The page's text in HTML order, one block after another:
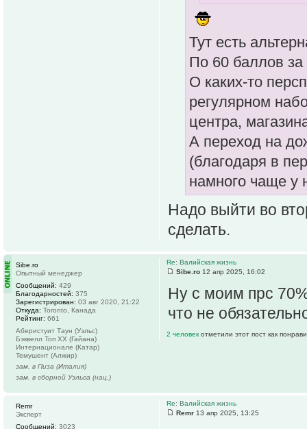
Тут есть
По 60 баллов за
О каких-то
регулярном
центра,
А переход на
(благодаря в
намного чаще у
Надо выйти во
сделать.
Re: Валийская жизнь
Sibe.ro 12 апр 2025, 16:02
Ну с моим прс
что не
2 человек отметили этот пост как
Sibe.ro
Опытный менеджер
Сообщений: 429
Благодарностей: 375
Зарегистрирован: 03 авг 2020, 21:22
Откуда: Toronto, Канада
Рейтинг: 661
Аберистуит Таун (Уэльс)
Бэквелл Топ ХХ (Гайана)
Интернационале (Катар)
Темушент (Алжир)
зам. в Пиза (Италия)
зам. в сборной Уэльса (нац.)
Re: Валийская жизнь
Remr 13 апр 2025, 13:25
Remr
Эксперт
Сообщений: 3023